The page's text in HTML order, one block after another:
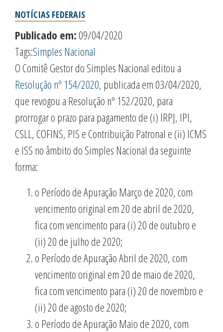
NOTÍCIAS FEDERAIS
Publicado em:09/04/2020
Tags:Simples Nacional
O Comitê Gestor do Simples Nacional editou a
Resolução nº 154/2020, publicada em 03/04/2020,
que revogou a Resolução nº 152/2020, para
prorrogar o prazo para pagamento de (i) IRPJ, IPI,
CSLL, COFINS, PIS e Contribuição Patronal e (ii) ICMS
e ISS no âmbito do Simples Nacional da seguinte
forma:
o Período de Apuração Março de 2020, com
vencimento original em 20 de abril de 2020,
fica com vencimento para (i) 20 de outubro e
(ii) 20 de julho de 2020;
o Período de Apuração Abril de 2020, com
vencimento original em 20 de maio de 2020,
fica com vencimento para (i) 20 de novembro e
(ii) 20 de agosto de 2020;
o Período de Apuração Maio de 2020, com